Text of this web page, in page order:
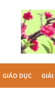
GIÁO DỤC